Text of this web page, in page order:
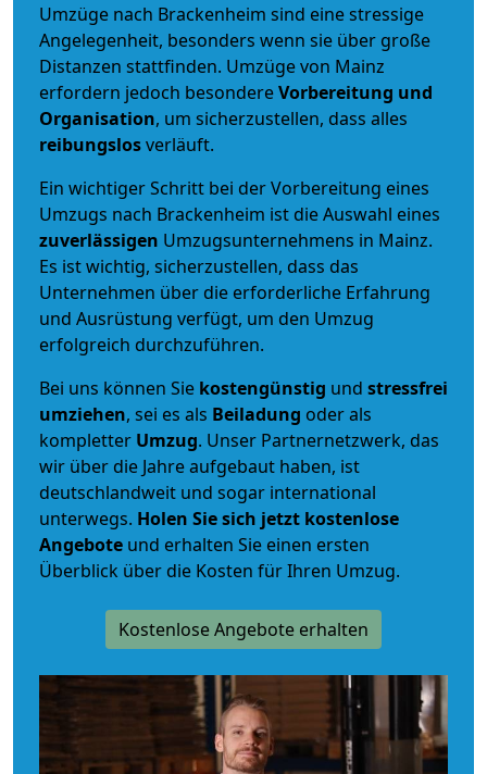
Umzüge nach Brackenheim sind eine stressige
Angelegenheit, besonders wenn sie über große
Distanzen stattfinden. Umzüge von Mainz
erfordern jedoch besondereVorbereitung und
Organisation, um sicherzustellen, dass alles
reibungslosverläuft.
Ein wichtiger Schritt bei der Vorbereitung eines
Umzugs nach Brackenheim ist die Auswahl eines
zuverlässigen Umzugsunternehmens in Mainz.
Es ist wichtig, sicherzustellen, dass das
Unternehmen über die erforderliche Erfahrung
und Ausrüstung verfügt, um den Umzug
erfolgreich durchzuführen.
Bei uns können Sie kostengünstig und stressfrei
umziehen, sei es als Beiladung oder als
kompletter Umzug. Unser Partnernetzwerk, das
wir über die Jahre aufgebaut haben, ist
deutschlandweit und sogar international
unterwegs. Holen Sie sich jetzt kostenlose
Angebote und erhalten Sie einen ersten
Überblick über die Kosten für Ihren Umzug.
Kostenlose Angebote erhalten